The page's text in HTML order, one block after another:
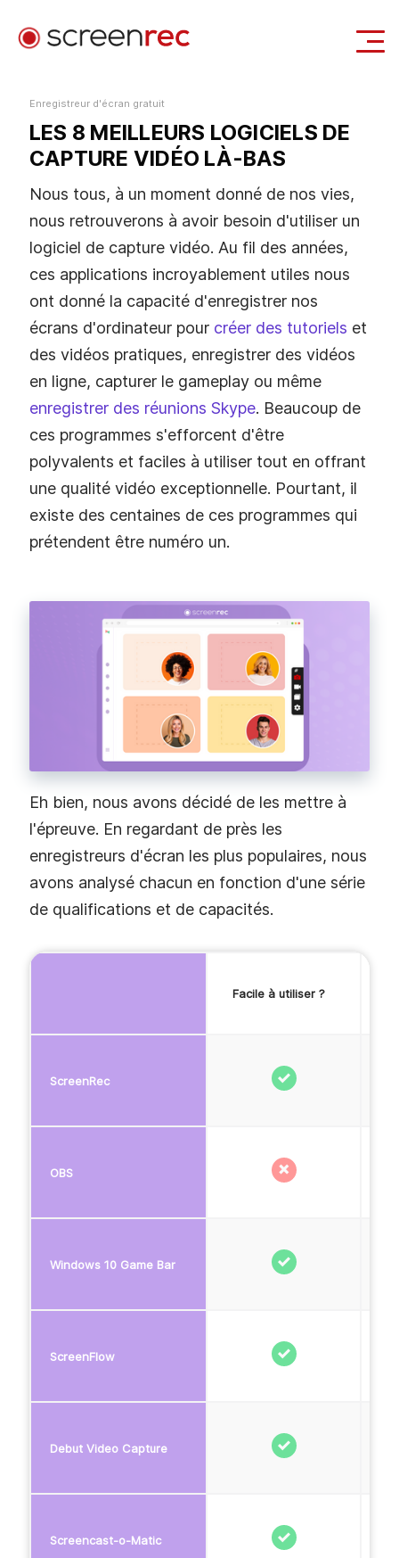
Se Connecter Télécharger Gratuitement
Enregistreur d'écran gratuit
LES 8 MEILLEURS LOGICIELS DE
CAPTURE VIDÉO LÀ-BAS
Nous tous, à un moment donné de nos vies,
nous retrouverons à avoir besoin d'utiliser un
logiciel de capture vidéo. Au fil des années,
ces applications incroyablement utiles nous
ont donné la capacité d'enregistrer nos
écrans d'ordinateur pour créer des tutoriels et
des vidéos pratiques, enregistrer des vidéos
en ligne, capturer le gameplay ou même
enregistrer des réunions Skype. Beaucoup de
ces programmes s'efforcent d'être
polyvalents et faciles à utiliser tout en offrant
une qualité vidéo exceptionnelle. Pourtant, il
existe des centaines de ces programmes qui
prétendent être numéro un.
Eh bien, nous avons décidé de les mettre à
l'épreuve. En regardant de près les
enregistreurs d'écran les plus populaires, nous
avons analysé chacun en fonction d'une série
de qualifications et de capacités.
Facile à utiliser ?
ScreenRec
OBS
Windows 10 Game Bar
ScreenFlow
Debut Video Capture
Screencast-o-Matic